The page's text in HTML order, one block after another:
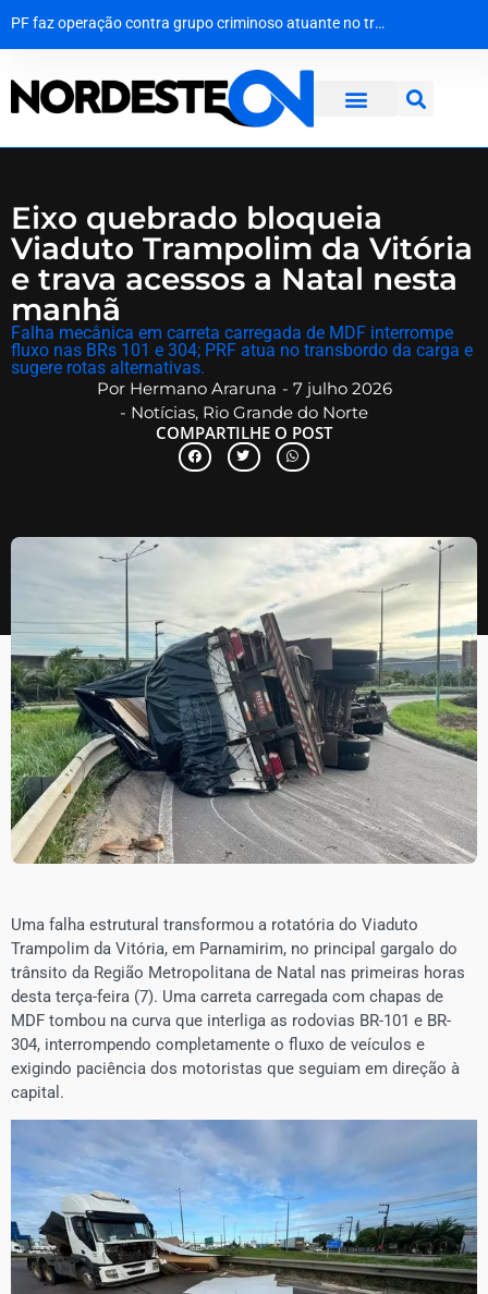
PF faz operação contra grupo criminoso atuante no tráfico de drogas
Do celular na cela ao asfalto: Operação Extramuros desmantela rede de roubo de cargas em SergipePF cumpre mandado contra investigado por armazenamento de material de abuso sexual infantojuvenil
Crime silencioso em série assusta moradores e mobiliza polícia no interior da Paraíba
Eixo quebrado bloqueia
Viaduto Trampolim da Vitória
e trava acessos a Natal nesta
manhã
Falha mecânica em carreta carregada de MDF interrompe
fluxo nas BRs 101 e 304; PRF atua no transbordo da carga e
sugere rotas alternativas.
PorHermano Araruna - 7 julho 2026
- Notícias, Rio Grande do Norte
COMPARTILHE O POST
Uma falha estrutural transformou a rotatória do Viaduto
Trampolim da Vitória, em Parnamirim, no principal gargalo do
trânsito da Região Metropolitana de Natal nas primeiras horas
desta terça-feira (7). Uma carreta carregada com chapas de
MDF tombou na curva que interliga as rodovias BR-101 e BR-
304, interrompendo completamente o fluxo de veículos e
exigindo paciência dos motoristas que seguiam em direção à
capital.